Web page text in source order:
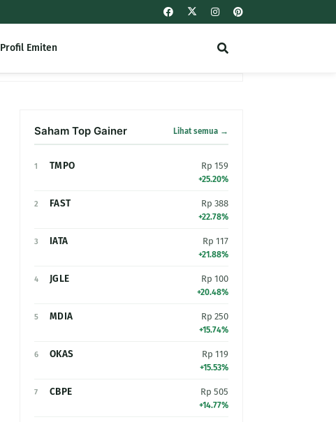
Profil Emiten
Saham Top Gainer Lihat semua →
1 TMPO Rp 159
+25.20%
2 FAST Rp 388
+22.78%
3 IATA Rp 117
+21.88%
4 JGLE Rp 100
+20.48%
5 MDIA Rp 250
+15.74%
6 OKAS Rp 119
+15.53%
7 CBPE Rp 505
+14.77%